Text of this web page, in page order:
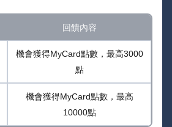
回饋內容
機會獲得MyCard點數，最高3000
點
機會獲得MyCard點數，最高
10000點